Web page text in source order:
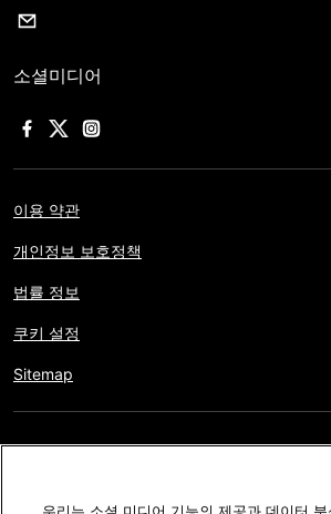
소셜미디어
이용 약관
개인정보 보호정책
법률 정보
쿠키 설정
Sitemap